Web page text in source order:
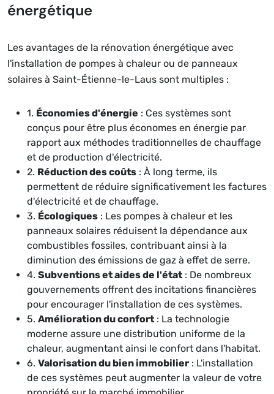
énergétique
Les avantages de la rénovation énergétique avec
l'installation de pompes à chaleur ou de panneaux
solaires à Saint-Étienne-le-Laus sont multiples :
1. Économies d'énergie : Ces systèmes sont
conçus pour être plus économes en énergie par
rapport aux méthodes traditionnelles de chauffage
et de production d'électricité.
2. Réduction des coûts : À long terme, ils
permettent de réduire significativement les factures
d'électricité et de chauffage.
3. Écologiques : Les pompes à chaleur et les
panneaux solaires réduisent la dépendance aux
combustibles fossiles, contribuant ainsi à la
diminution des émissions de gaz à effet de serre.
4. Subventions et aides de l'état : De nombreux
gouvernements offrent des incitations financières
pour encourager l'installation de ces systèmes.
5. Amélioration du confort : La technologie
moderne assure une distribution uniforme de la
chaleur, augmentant ainsi le confort dans l'habitat.
6. Valorisation du bien immobilier : L'installation
de ces systèmes peut augmenter la valeur de votre